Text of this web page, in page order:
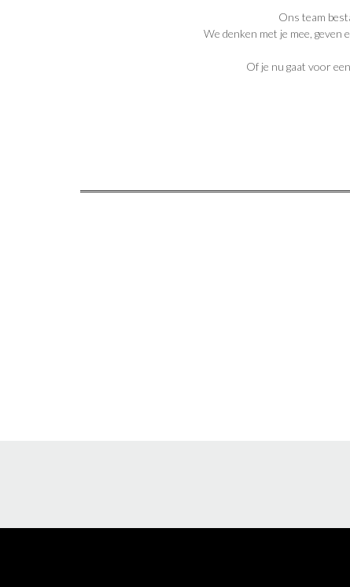
Ons team
We denken met je mee, geven
Of je nu gaat voor